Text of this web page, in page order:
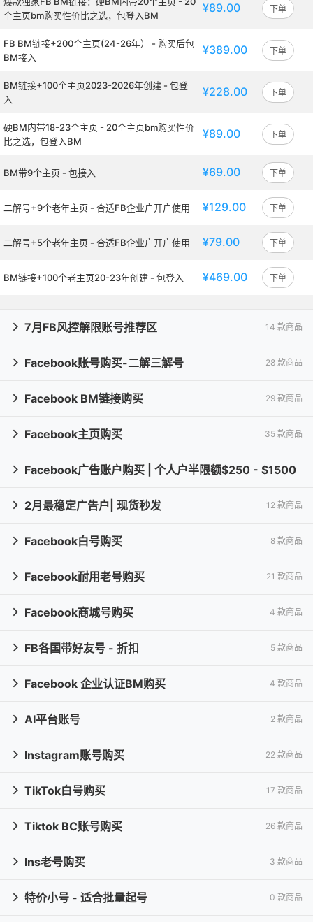
个主页bm购买性价比之选，包登入BM
¥89.00 下单
FB BM链接+200个主页(24-26年） - 购买后包
BM接入
¥389.00 下单
BM链接+100个主页2023-2026年创建 - 包登
入
¥228.00 下单
硬BM内带18-23个主页 - 20个主页bm购买性价
比之选，包登入BM
¥89.00 下单
BM带9个主页 - 包接入 ¥69.00 下单
二解号+9个老年主页 - 合适FB企业户开户使用 ¥129.00 下单
二解号+5个老年主页 - 合适FB企业户开户使用 ¥79.00 下单
BM链接+100个老主页20-23年创建 - 包登入 ¥469.00 下单
7月FB风控解限账号推荐区 14 款商品

Facebook账号购买-二解三解号 28 款商品

Facebook BM链接购买 29 款商品

Facebook主页购买 35 款商品

Facebook广告账户购买 | 个人户半限额$250 - $1500
15 款商品

2月最稳定广告户| 现货秒发 12 款商品

Facebook白号购买 8 款商品

Facebook耐用老号购买 21 款商品

Facebook商城号购买 4 款商品

FB各国带好友号 - 折扣 5 款商品

Facebook 企业认证BM购买 4 款商品

AI平台账号 2 款商品

Instagram账号购买 22 款商品

TikTok白号购买 17 款商品

Tiktok BC账号购买 26 款商品

Ins老号购买 3 款商品

特价小号 - 适合批量起号 0 款商品
